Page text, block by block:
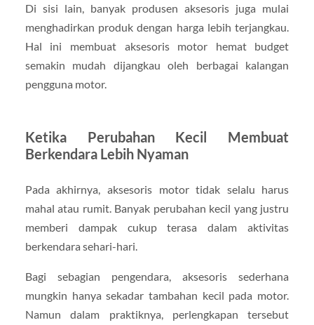
Di sisi lain, banyak produsen aksesoris juga mulai
menghadirkan produk dengan harga lebih terjangkau.
Hal ini membuat aksesoris motor hemat budget
semakin mudah dijangkau oleh berbagai kalangan
pengguna motor.
Ketika Perubahan Kecil Membuat
Berkendara Lebih Nyaman
Pada akhirnya, aksesoris motor tidak selalu harus
mahal atau rumit. Banyak perubahan kecil yang justru
memberi dampak cukup terasa dalam aktivitas
berkendara sehari-hari.
Bagi sebagian pengendara, aksesoris sederhana
mungkin hanya sekadar tambahan kecil pada motor.
Namun dalam praktiknya, perlengkapan tersebut